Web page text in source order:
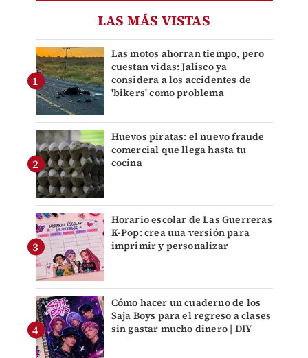
LAS MÁS VISTAS
Las motos ahorran tiempo, pero
cuestan vidas: Jalisco ya
considera a los accidentes de
'bikers' como problema
Huevos piratas: el nuevo fraude
comercial que llega hasta tu
cocina
Horario escolar de Las Guerreras
K-Pop: crea una versión para
imprimir y personalizar
Cómo hacer un cuaderno de los
Saja Boys para el regreso a clases
sin gastar mucho dinero | DIY